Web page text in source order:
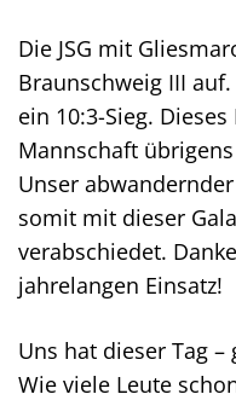
Die JSG mit
Braunschweig III
ein 10:3-Sieg.
Mannschaft
Unser
somit mit dieser
verabschiedet.
jahrelangen Einsatz!
Uns hat dieser Tag
Wie viele Leute